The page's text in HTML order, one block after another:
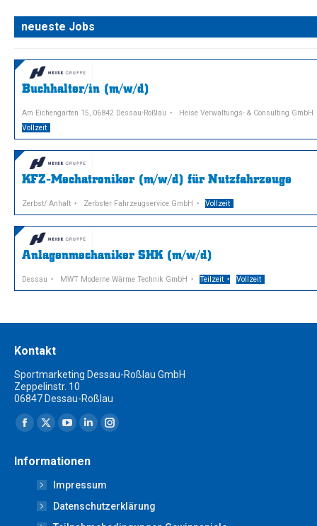
neueste Jobs
Buchhalter/in (m/w/d)
Am Eichengarten 15, 06842 Dessau-Roßlau
Heise Verwaltungs- & Consulting GmbH
Vollzeit
KFZ-Mechatroniker (m/w/d) für Nutzfahrzeuge
Zerbst/ Anhalt Zerbster Fahrzeugservice GmbH Vollzeit
Anlagenmechaniker SHK (m/w/d)
Dessau MWT Moderne Wärme Technik GmbH Teilzeit Vollzeit
Kontakt
Sportmarketing Dessau-Roßlau GmbH
Zeppelinstr. 10
06847 Dessau-Roßlau
Finden Sie uns auf:
Facebook
opens
new
window
X
opens
in
new
window
YouTube
opens
in
new
window
Linkedin
opens
in
new
window
Instagram
new
window
Informationen
Impressum
Datenschutzerklärung